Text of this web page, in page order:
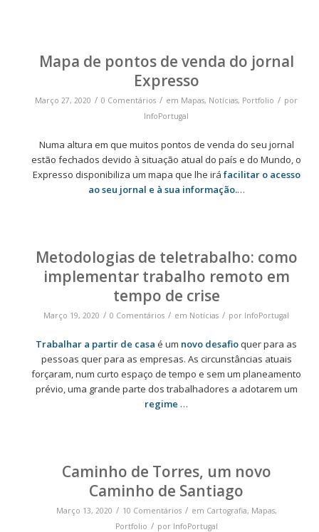
Mapa de pontos de venda do jornal
Expresso
Março 27, 2020 / 0 Comentários / em Mapas, Notícias, Portfolio / por
InfoPortugal
Numa altura em que muitos pontos de venda do seu jornal
estão fechados devido à situação atual do país e do Mundo, o
Expresso disponibiliza um mapa que lhe irá facilitar o acesso
ao seu jornal e à sua informação.…
Metodologias de teletrabalho: como
implementar trabalho remoto em
tempo de crise
Março 19, 2020 / 0 Comentários / em Notícias / por InfoPortugal
Trabalhar a partir de casa é um novo desafioquer para as
pessoas quer para as empresas. As circunstâncias atuais
forçaram, num curto espaço de tempo e sem um planeamento
prévio, uma grande parte dos trabalhadores a adotarem um
regime …
Caminho de Torres, um novo
Caminho de Santiago
Março 13, 2020 / 10 Comentários / em Cartografia, Mapas,
Portfolio / por InfoPortugal